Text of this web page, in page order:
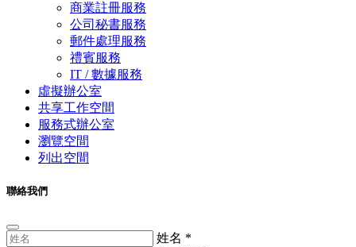
商業註冊服務
公司秘書服務
郵件處理服務
禮賓服務
IT / 數據服務
虛擬辦公室
共享工作空間
服務式辦公室
瀏覽空間
列出空間
聯絡我們
姓名 *